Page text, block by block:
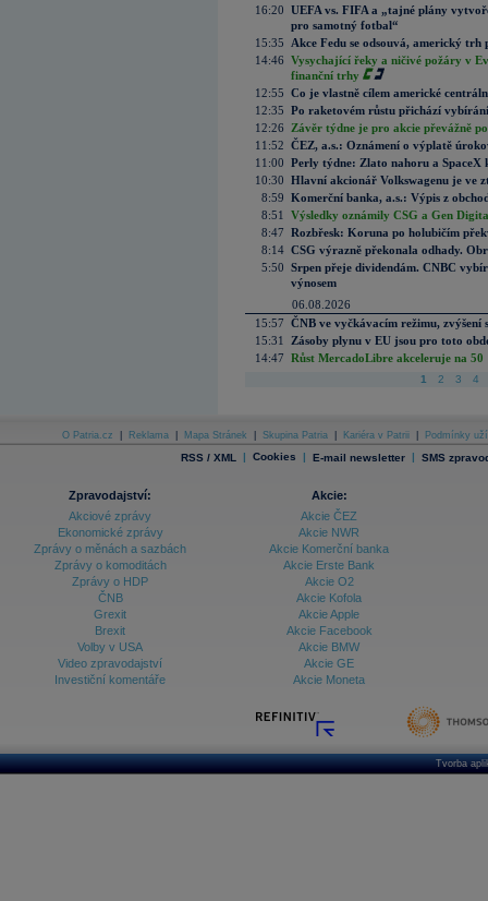
16:20 UEFA vs. FIFA a „tajné plány
pro samotný fotbal“
15:35
Akce Fedu se odsouvá, americký
14:46 Vysychající řeky a ničivé požáry v
finanční trhy
12:55 Co je vlastně cílem americké
12:35 Po raketovém růstu přichází
12:26
Závěr týdne je pro akcie převážně
11:52 ČEZ, a.s.: Oznámení o výplatě
11:00 Perly týdne: Zlato nahoru a SpaceX
10:30 Hlavní akcionář Volkswagenu je ve
8:59 Komerční banka, a.s.: Výpis z
8:51
Výsledky oznámily CSG a Gen
8:47 Rozbřesk: Koruna po holubičím
8:14 CSG výrazně překonala odhady.
5:50 Srpen přeje dividendám. CNBC
výnosem
06.08.2026
15:57 ČNB ve vyčkávacím režimu, zvýšení
15:31
Zásoby plynu v EU jsou pro toto
14:47 Růst MercadoLibre akceleruje na
1 2 3 4
O Patria.cz Reklama Mapa Stránek Skupina Patria Kariéra v Patrii Podmínky
RSS / XML | Cookies | E-mail newsletter | SMS
Zpravodajství:
Akciové zprávy
Ekonomické zprávy
Zprávy o měnách a sazbách
Zprávy o komoditách
Zprávy o HDP
ČNB
Grexit
Brexit
Volby v USA
Video zpravodajství
Investiční komentáře
Akcie:
Akcie ČEZ
Akcie NWR
Akcie Komerční banka
Akcie Erste Bank
Akcie O2
Akcie Kofola
Akcie Apple
Akcie Facebook
Akcie BMW
Akcie GE
Akcie Moneta
Tvorba